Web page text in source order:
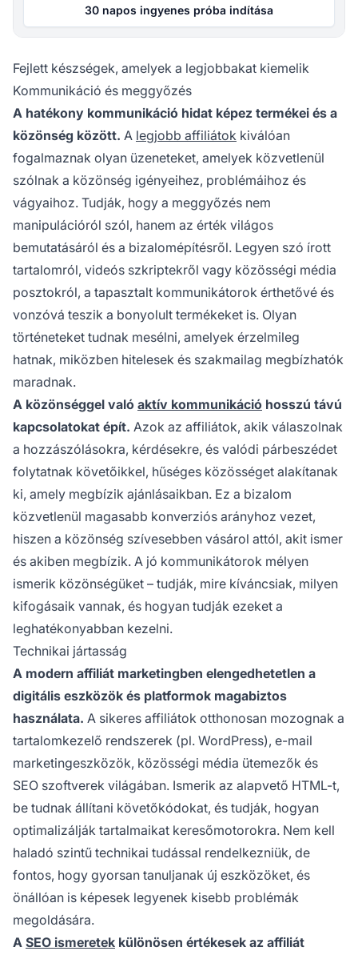
30 napos ingyenes próba indítása
Fejlett készségek, amelyek a legjobbakat kiemelik
Kommunikáció és meggyőzés
A hatékony kommunikáció hidat képez termékei és a
közönség között. A legjobb affiliátok kiválóan
fogalmaznak olyan üzeneteket, amelyek közvetlenül
szólnak a közönség igényeihez, problémáihoz és
vágyaihoz. Tudják, hogy a meggyőzés nem
manipulációról szól, hanem az érték világos
bemutatásáról és a bizalomépítésről. Legyen szó írott
tartalomról, videós szkriptekről vagy közösségi média
posztokról, a tapasztalt kommunikátorok érthetővé és
vonzóvá teszik a bonyolult termékeket is. Olyan
történeteket tudnak mesélni, amelyek érzelmileg
hatnak, miközben hitelesek és szakmailag megbízhatók
maradnak.
A közönséggel való aktív kommunikáció hosszú távú
kapcsolatokat épít. Azok az affiliátok, akik válaszolnak
a hozzászólásokra, kérdésekre, és valódi párbeszédet
folytatnak követőikkel, hűséges közösséget alakítanak
ki, amely megbízik ajánlásaikban. Ez a bizalom
közvetlenül magasabb konverziós arányhoz vezet,
hiszen a közönség szívesebben vásárol attól, akit ismer
és akiben megbízik. A jó kommunikátorok mélyen
ismerik közönségüket – tudják, mire kíváncsiak, milyen
kifogásaik vannak, és hogyan tudják ezeket a
leghatékonyabban kezelni.
Technikai jártasság
A modern affiliát marketingben elengedhetetlen a
digitális eszközök és platformok magabiztos
használata. A sikeres affiliátok otthonosan mozognak a
tartalomkezelő rendszerek (pl. WordPress), e-mail
marketingeszközök, közösségi média ütemezők és
SEO szoftverek világában. Ismerik az alapvető HTML-t,
be tudnak állítani követőkódokat, és tudják, hogyan
optimalizálják tartalmaikat keresőmotorokra. Nem kell
haladó szintű technikai tudással rendelkezniük, de
fontos, hogy gyorsan tanuljanak új eszközöket, és
önállóan is képesek legyenek kisebb problémák
megoldására.
A SEO ismeretek különösen értékesek az affiliát